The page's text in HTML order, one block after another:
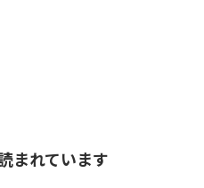
まれています